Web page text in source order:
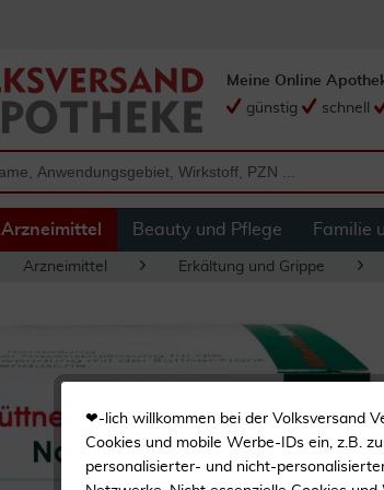
Meine Online
günstig
schnell
Arzneimittel Beauty und Pflege Familie
Arzneimittel Erkältung und Grippe
❤-lich willkommen bei der Volksversand
Cookies und mobile Werbe-IDs ein, z.B.
personalisierter- und nicht-